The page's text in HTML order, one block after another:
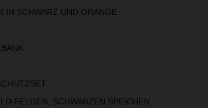
SCHWARZ UND ORANGE
FELGEN, SCHWARZEN SPEICHEN,